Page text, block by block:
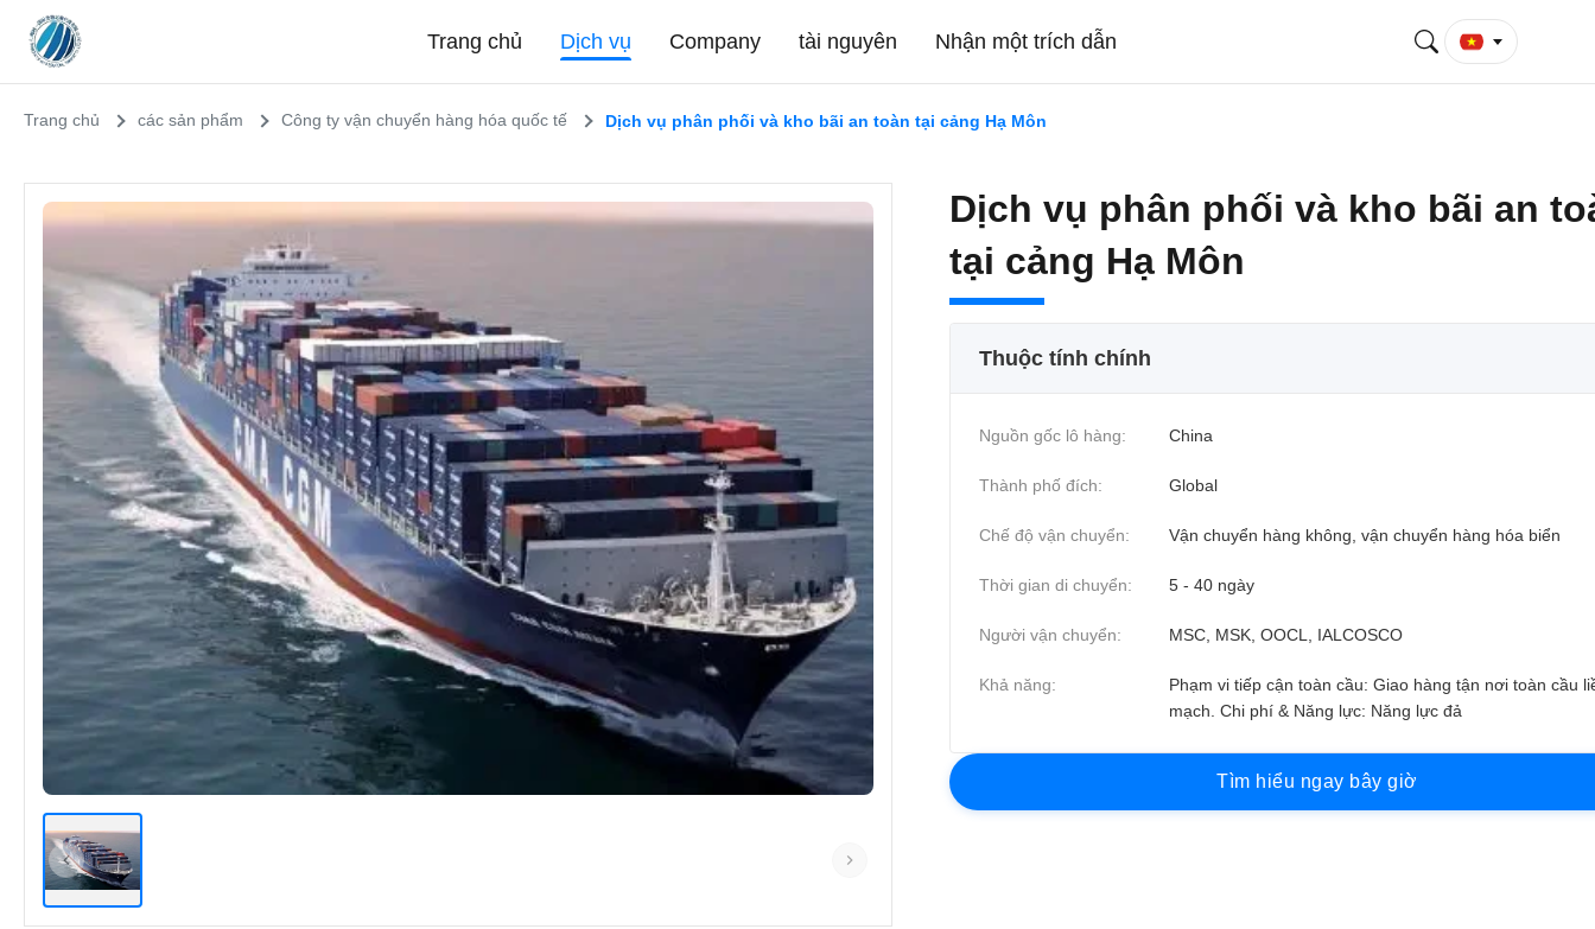
Trang chủ Dịch vụ Company tài nguyên Nhận một trích dẫn
Trang chủ các sản phẩm Công ty vận chuyển hàng hóa quốc tế Dịch vụ phân phối và kho bãi an toàn tại cảng Hạ Môn
Dịch vụ phân phối và kho bãi an
tại cảng Hạ Môn
Thuộc tính chính
Nguồn gốc lô hàng: China
Thành phố đích: Global
Chế độ vận chuyển: Vận chuyển hàng không, vận chuyển hàng hóa biển
Thời gian di chuyển: 5 - 40 ngày
Người vận chuyển: MSC, MSK, OOCL, IALCOSCO
Khả năng:
Phạm vi tiếp cận toàn cầu: Giao hàng tận nơi toàn cầu
mạch. Chi phí & Năng lực: Năng lực đả
Tìm hiểu ngay bây giờ